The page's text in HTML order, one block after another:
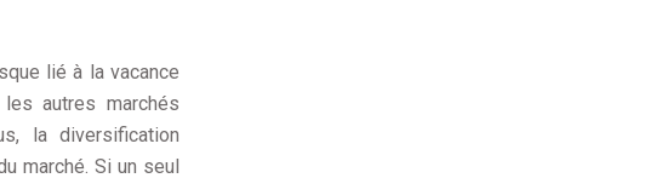
lié à la vacance
autres marchés
la diversification
marché. Si un seul